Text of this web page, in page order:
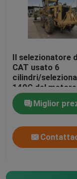
Il selezionatore
CAT usato 6
cilindri/
140G del
la trasmissione di
spostamento di
trasmettitore
Miglior